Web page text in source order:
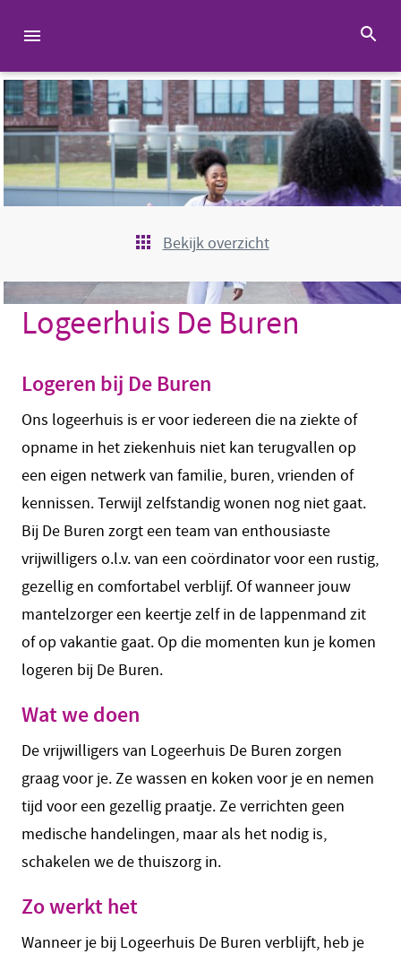
Bekijk overzicht
Logeerhuis De Buren
Logeren bij De Buren
Ons logeerhuis is er voor iedereen die na ziekte of
opname in het ziekenhuis niet kan terugvallen op
een eigen netwerk van familie, buren, vrienden of
kennissen. Terwijl zelfstandig wonen nog niet gaat.
Bij De Buren zorgt een team van enthousiaste
vrijwilligers o.l.v. van een coördinator voor een rustig,
gezellig en comfortabel verblijf. Of wanneer jouw
mantelzorger een keertje zelf in de lappenmand zit
of op vakantie gaat. Op die momenten kun je komen
logeren bij De Buren.
Wat we doen
De vrijwilligers van Logeerhuis De Buren zorgen
graag voor je. Ze wassen en koken voor je en nemen
tijd voor een gezellig praatje. Ze verrichten geen
medische handelingen, maar als het nodig is,
schakelen we de thuiszorg in.
Zo werkt het
Wanneer je bij Logeerhuis De Buren verblijft, heb je